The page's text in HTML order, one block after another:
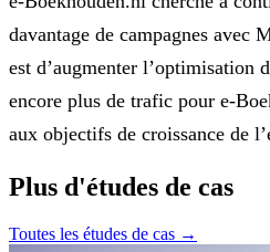
davantage de campagnes avec
est d’augmenter l’optimisation
encore plus de trafic pour e-
aux objectifs de croissance de
Plus d'études de cas
Toutes les études de cas →